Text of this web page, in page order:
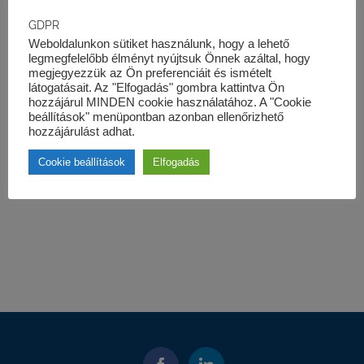
GDPR
Weboldalunkon sütiket használunk, hogy a lehető
legmegfelelőbb élményt nyújtsuk Önnek azáltal, hogy
megjegyezzük az Ön preferenciáit és ismételt
látogatásait. Az "Elfogadás" gombra kattintva Ön
hozzájárul MINDEN cookie használatához. A "Cookie
beállítások" menüpontban azonban ellenőrizhető
hozzájárulást adhat.
Cookie beállítások Elfogadás